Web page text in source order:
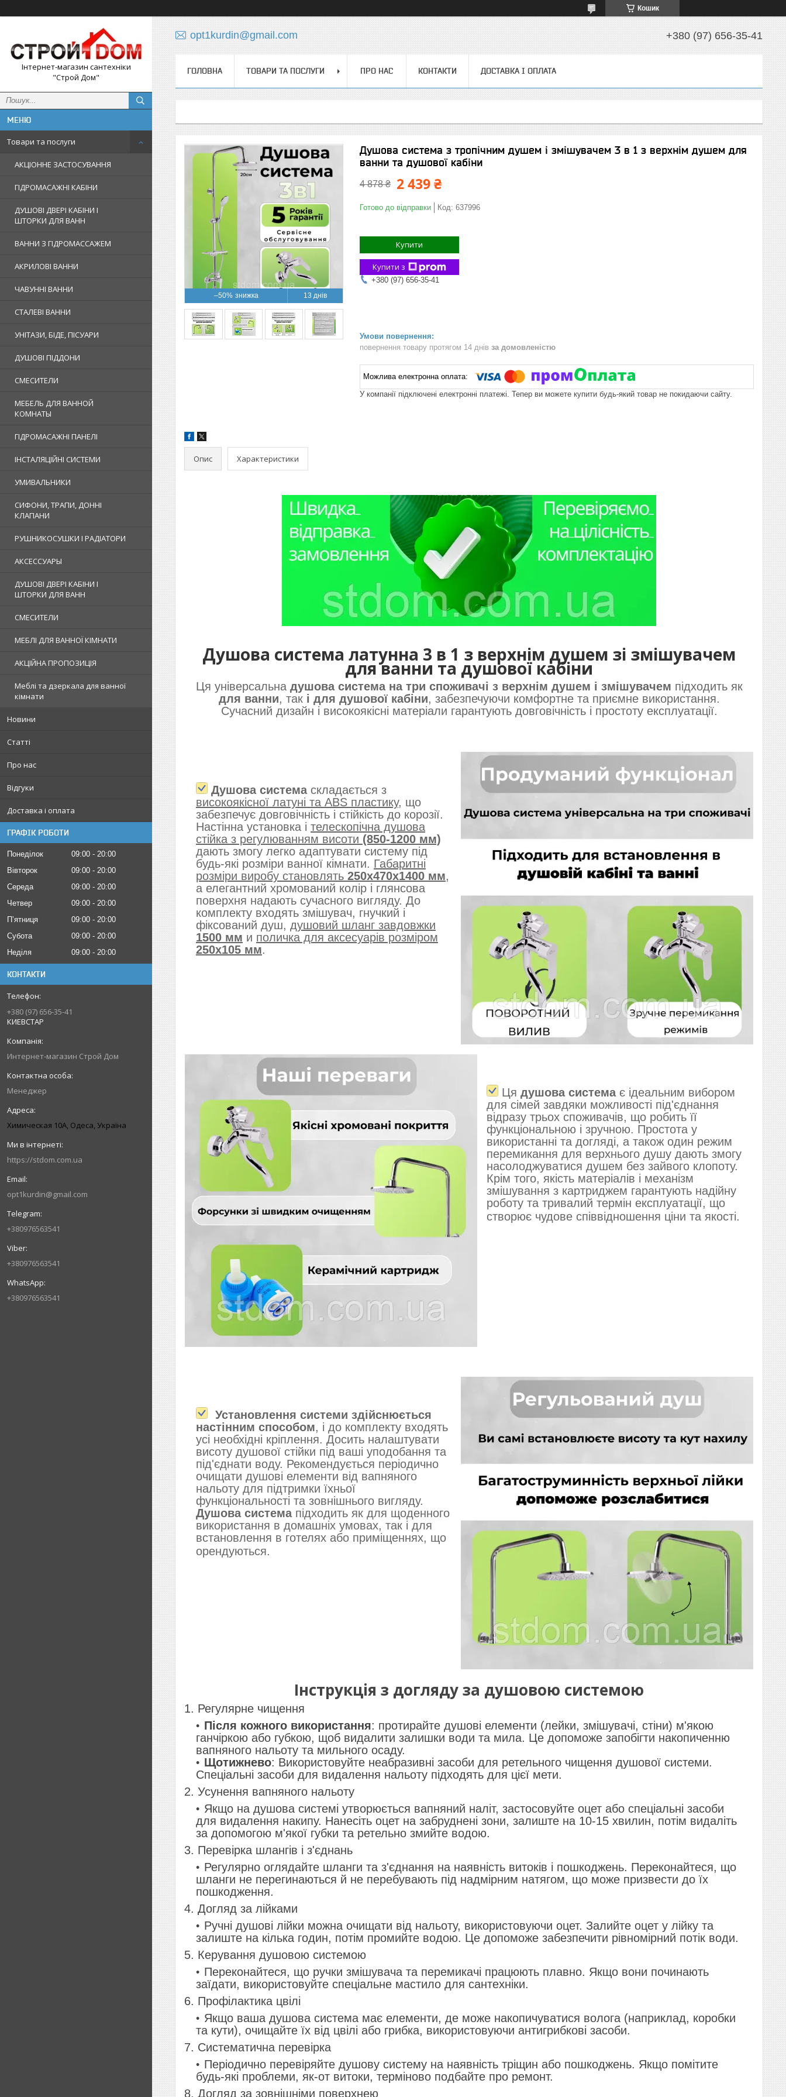
Кошик
Інтернет-магазин сантехніки
"Строй Дом"
Товари та послуги
АКЦІОННЕ ЗАСТОСУВАННЯ
ГІДРОМАСАЖНІ КАБІНИ
ДУШОВІ ДВЕРІ КАБІНИ І
ШТОРКИ ДЛЯ ВАНН
ВАННИ З ГІДРОМАССАЖЕМ
АКРИЛОВІ ВАННИ
ЧАВУННІ ВАННИ
СТАЛЕВІ ВАННИ
УНІТАЗИ, БІДЕ, ПІСУАРИ
ДУШОВІ ПІДДОНИ
СМЕСИТЕЛИ
МЕБЕЛЬ ДЛЯ ВАННОЙ
КОМНАТЫ
ГІДРОМАСАЖНІ ПАНЕЛІ
ІНСТАЛЯЦІЙНІ СИСТЕМИ
УМИВАЛЬНИКИ
СИФОНИ, ТРАПИ, ДОННІ
КЛАПАНИ
РУШНИКОСУШКИ І РАДІАТОРИ
АКСЕССУАРЫ
ДУШОВІ ДВЕРІ КАБІНИ І
ШТОРКИ ДЛЯ ВАНН
СМЕСИТЕЛИ
МЕБЛІ ДЛЯ ВАННОЇ КІМНАТИ
АКЦІЙНА ПРОПОЗИЦІЯ
Меблі та дзеркала для ванної
кімнати
Новини
Статті
Про нас
Відгуки
Доставка і оплата
ГРАФІК РОБОТИ
Понеділок 09:00
20:00
Вівторок
09:00
20:00
Середа
09:00
20:00
Четвер
09:00
20:00
Пʼятниця
09:00
20:00
Субота
09:00
20:00
Неділя
09:00 20:00
КОНТАКТИ
+380 (97) 656-35-41
КИЕВСТАР
Интернет-магазин Строй Дом
Менеджер
Химическая 10А, Одеса, Україна
https://stdom.com.ua
opt1kurdin@gmail.com
+380976563541
+380976563541
+380976563541
opt1kurdin@gmail.com +380 (97) 656-35-41
ГОЛОВНА ТОВАРИ ТА ПОСЛУГИ ПРО НАС КОНТАКТИ ДОСТАВКА І ОПЛАТА
–50% 13 днів
Душова система з тропічним душем і змішувачем 3 в 1 з верхнім душем для
ванни та душової кабіни
4 878 ₴ 2 439 ₴
Готово до відправки Код: 637996
Купити
Купити з
+380 (97) 656-35-41
повернення товару протягом 14 днів за домовленістю
У компанії підключені електронні платежі. Тепер ви можете купити будь-який товар не покидаючи сайту.
Опис Характеристики
Душова система латунна 3 в 1 з верхнім душем зі змішувачем
для ванни та душової кабіни
Ця універсальна душова система на три споживачі з верхнім душем і змішувачем підходить як
для ванни, так і для душової кабіни, забезпечуючи комфортне та приємне використання.
Сучасний дизайн і високоякісні матеріали гарантують довговічність і простоту експлуатації.
Душова системаскладається з
високоякісної латуні та ABS пластику, що
забезпечує довговічність і стійкість до корозії.
Настінна установка і телескопічна душова
стійка з регулюванням висоти (850-1200 мм)
дають змогу легко адаптувати систему під
будь-які розміри ванної кімнати. Габаритні
розміри виробу становлять 250х470х1400 мм,
а елегантний хромований колір і глянсова
поверхня надають сучасного вигляду. До
комплекту входять змішувач, гнучкий і
фіксований душ, душовий шланг завдовжки
1500 мм и поличка для аксесуарів розміром
250х105 мм.
Ця душова системає ідеальним вибором
для сімей завдяки можливості під'єднання
відразу трьох споживачів, що робить її
функціональною і зручною. Простота у
використанні та догляді, а також один режим
перемикання для верхнього душу дають змогу
насолоджуватися душем без зайвого клопоту.
Крім того, якість матеріалів і механізм
змішування з картриджем гарантують надійну
роботу та тривалий термін експлуатації, що
створює чудове співвідношення ціни та якості.
Установлення системи здійснюється
настінним способом, і до комплекту входять
усі необхідні кріплення. Досить налаштувати
висоту душової стійки під ваші уподобання та
під'єднати воду. Рекомендується періодично
очищати душові елементи від вапняного
нальоту для підтримки їхньої
функціональності та зовнішнього вигляду.
Душова системапідходить як для щоденного
використання в домашніх умовах, так і для
встановлення в готелях або приміщеннях, що
орендуються.
Інструкція з догляду за душовою системою
1. Регулярне чищення
Після кожного використання: протирайте душові елементи (лейки, змішувачі, стіни) м'якою
ганчіркою або губкою, щоб видалити залишки води та мила. Це допоможе запобігти накопиченню
вапняного нальоту та мильного осаду.
Щотижнево: Використовуйте неабразивні засоби для ретельного чищення душової системи.
Спеціальні засоби для видалення нальоту підходять для цієї мети.
2. Усунення вапняного нальоту
Якщо на душова системі утворюється вапняний наліт, застосовуйте оцет або спеціальні засоби
для видалення накипу. Нанесіть оцет на забруднені зони, залиште на 10-15 хвилин, потім видаліть
за допомогою м'якої губки та ретельно змийте водою.
3. Перевірка шлангів і з'єднань
Регулярно оглядайте шланги та з'єднання на наявність витоків і пошкоджень. Переконайтеся, що
шланги не перегинаються й не перебувають під надмірним натягом, що може призвести до їх
пошкодження.
4. Догляд за лійками
Ручні душові лійки можна очищати від нальоту, використовуючи оцет. Залийте оцет у лійку та
залиште на кілька годин, потім промийте водою. Це допоможе забезпечити рівномірний потік води.
5. Керування душовою системою
Переконайтеся, що ручки змішувача та перемикачі працюють плавно. Якщо вони починають
заїдати, використовуйте спеціальне мастило для сантехніки.
6. Профілактика цвілі
Якщо ваша душова система має елементи, де може накопичуватися волога (наприклад, коробки
та кути), очищайте їх від цвілі або грибка, використовуючи антигрибкові засоби.
7. Систематична перевірка
Періодично перевіряйте душову систему на наявність тріщин або пошкоджень. Якщо помітите
будь-які проблеми, як-от витоки, терміново подбайте про ремонт.
8. Догляд за зовнішніми поверхнею